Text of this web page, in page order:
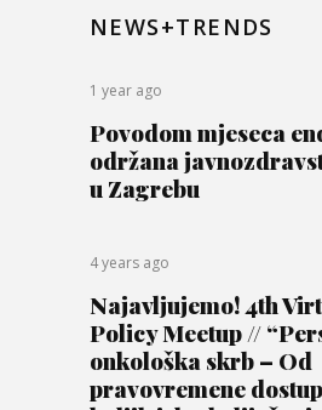
NEWS+TRENDS
1 year ago
Povodom mjeseca
održana
u Zagrebu
4 years ago
Najavljujemo! 4th
Policy Meetup //
onkološka skrb – Od
pravovremene